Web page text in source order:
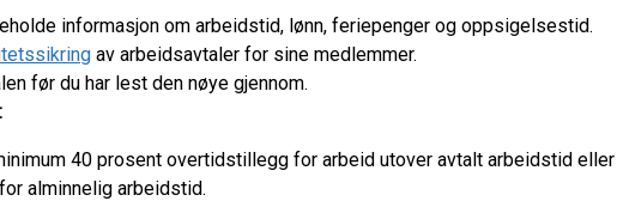
informasjon om arbeidstid, lønn, feriepenger og oppsigelsestid.
av arbeidsavtaler for sine medlemmer.
før du har lest den nøye gjennom.
40 prosent overtidstillegg for arbeid utover avtalt arbeidstid eller
alminnelig arbeidstid.